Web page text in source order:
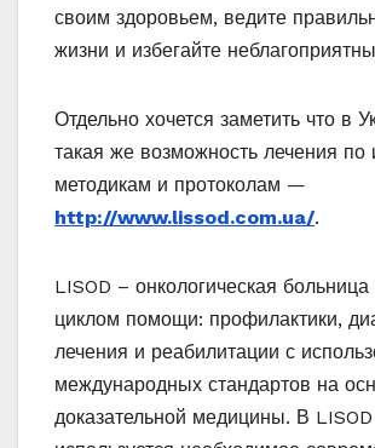
своим здоровьем, ведите
жизни и избегайте
Отдельно хочется заметить что в
такая же возможность лечения по
методикам и протоколам —
http://www.lissod.com.ua/.
LISOD – онкологическая
циклом помощи: профилактики,
лечения и реабилитации с
международных стандартов на
доказательной медицины. В LISOD